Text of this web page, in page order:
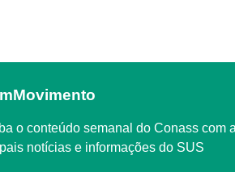
notícias e informações do SUS